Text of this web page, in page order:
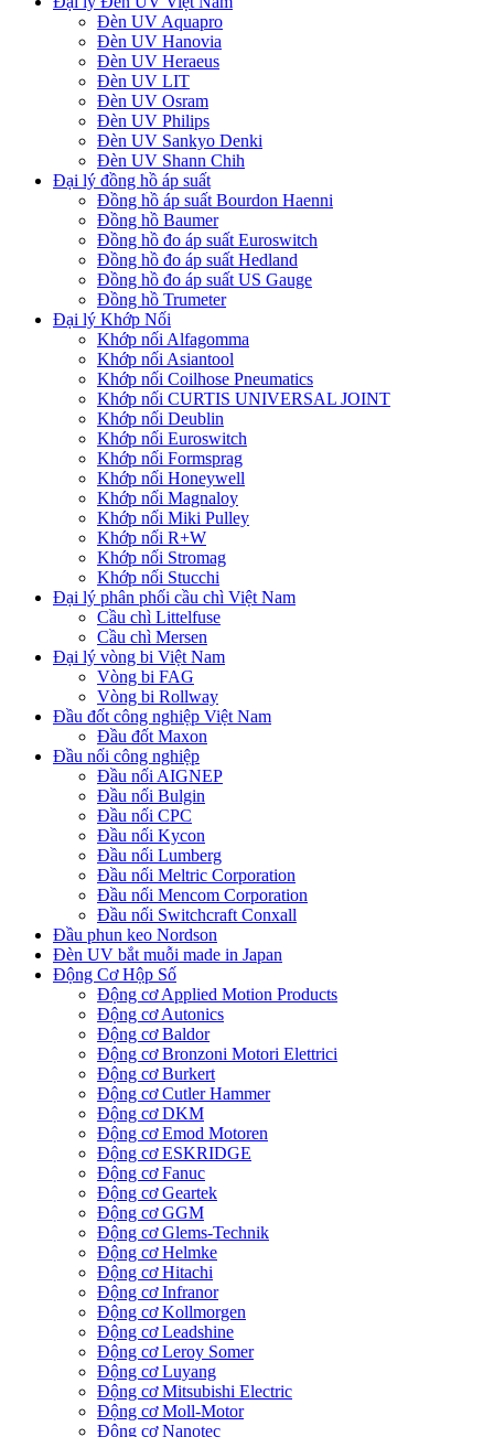
Đèn UV Aquapro
Đèn UV Hanovia
Đèn UV Heraeus
Đèn UV LIT
Đèn UV Osram
Đèn UV Philips
Đèn UV Sankyo Denki
Đèn UV Shann Chih
Đại lý đồng hồ áp suất
Đồng hồ áp suất Bourdon Haenni
Đồng hồ Baumer
Đồng hồ đo áp suất Euroswitch
Đồng hồ đo áp suất Hedland
Đồng hồ đo áp suất US Gauge
Đồng hồ Trumeter
Đại lý Khớp Nối
Khớp nối Alfagomma
Khớp nối Asiantool
Khớp nối Coilhose Pneumatics
Khớp nối CURTIS UNIVERSAL JOINT
Khớp nối Deublin
Khớp nối Euroswitch
Khớp nối Formsprag
Khớp nối Honeywell
Khớp nối Magnaloy
Khớp nối Miki Pulley
Khớp nối R+W
Khớp nối Stromag
Khớp nối Stucchi
Đại lý phân phối cầu chì Việt Nam
Cầu chì Littelfuse
Cầu chì Mersen
Đại lý vòng bi Việt Nam
Vòng bi FAG
Vòng bi Rollway
Đầu đốt công nghiệp Việt Nam
Đầu đốt Maxon
Đầu nối công nghiệp
Đầu nối AIGNEP
Đầu nối Bulgin
Đầu nối CPC
Đầu nối Kycon
Đầu nối Lumberg
Đầu nối Meltric Corporation
Đầu nối Mencom Corporation
Đầu nối Switchcraft Conxall
Đầu phun keo Nordson
Đèn UV bắt muỗi made in Japan
Động Cơ Hộp Số
Động cơ Applied Motion Products
Động cơ Autonics
Động cơ Baldor
Động cơ Bronzoni Motori Elettrici
Động cơ Burkert
Động cơ Cutler Hammer
Động cơ DKM
Động cơ Emod Motoren
Động cơ ESKRIDGE
Động cơ Fanuc
Động cơ Geartek
Động cơ GGM
Động cơ Glems-Technik
Động cơ Helmke
Động cơ Hitachi
Động cơ Infranor
Động cơ Kollmorgen
Động cơ Leadshine
Động cơ Leroy Somer
Động cơ Luyang
Động cơ Mitsubishi Electric
Động cơ Moll-Motor
Động cơ Nanotec